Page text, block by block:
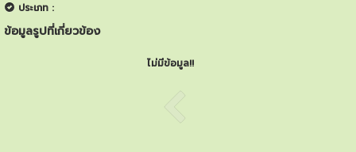
ประเภท :
ข้อมูลรูปที่เกี่ยวข้อง
ไม่มีข้อมูล!!